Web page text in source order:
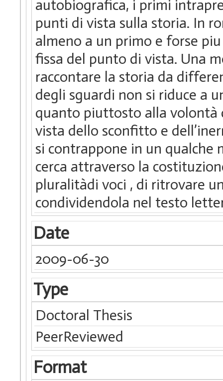
autobiografica, i primi
punti di vista sulla storia. In
almeno a un primo e forse
fissa del punto di vista. Una
raccontare la storia da
degli sguardi non si riduce a
quanto piuttosto alla volontà
vista dello sconfitto e
si contrappone in un qualche
cerca attraverso la
pluralitàdi voci , di ritrovare
condividendola nel testo
Date
2009-06-30
Type
Doctoral Thesis
PeerReviewed
Format